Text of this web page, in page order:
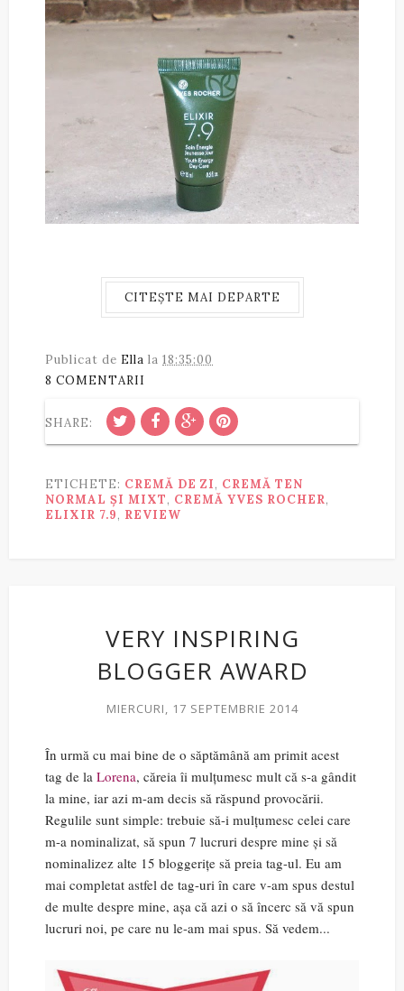
CITEȘTE MAI DEPARTE
Publicat de Ella la 18:35:00
8 COMENTARII
SHARE:
ETICHETE: CREMĂ DE ZI, CREMĂ TEN
NORMAL ȘI MIXT, CREMĂ YVES ROCHER,
ELIXIR 7.9, REVIEW
VERY INSPIRING
BLOGGER AWARD
MIERCURI, 17 SEPTEMBRIE 2014
În urmă cu mai bine de o săptămână am primit acest
tag de la Lorena, căreia îi mulțumesc mult că s-a gândit
la mine, iar azi m-am decis să răspund provocării.
Regulile sunt simple: trebuie să-i mulțumesc celei care
m-a nominalizat, să spun 7 lucruri despre mine și să
nominalizez alte 15 bloggerițe să preia tag-ul. Eu am
mai completat astfel de tag-uri în care v-am spus destul
de multe despre mine, așa că azi o să încerc să vă spun
lucruri noi, pe care nu le-am mai spus. Să vedem...